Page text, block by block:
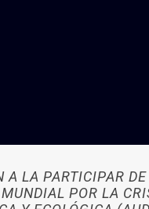
A LA PARTICIPAR
POR LA